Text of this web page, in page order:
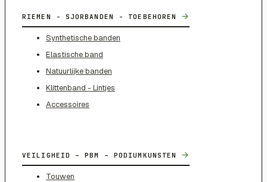
RIEMEN - SJORBANDEN - TOEBEHOREN →
Synthetische banden
Elastische band
Natuurlijke banden
Klittenband - Lintjes
Accessoires
VEILIGHEID – PBM – PODIUMKUNSTEN →
Touwen